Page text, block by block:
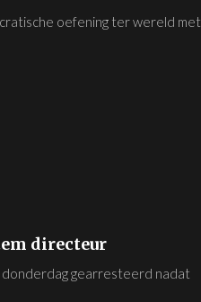
oefening ter wereld met
directeur
donderdag gearresteerd nadat